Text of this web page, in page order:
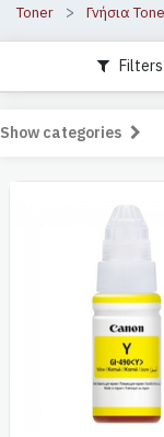
Toner
Γνήσια
Filters
Show categories